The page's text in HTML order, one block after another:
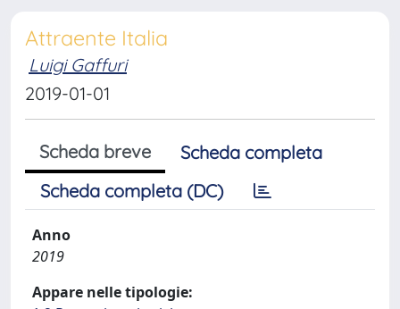
Attraente Italia
Luigi Gaffuri
2019-01-01
Scheda breve
Scheda completa
Scheda completa (DC)
Anno
2019
Appare nelle tipologie: